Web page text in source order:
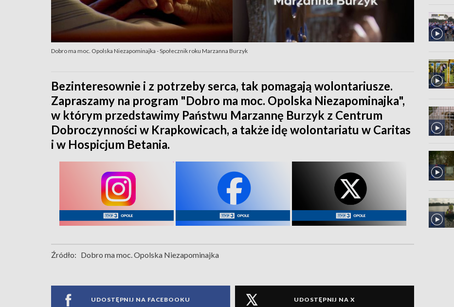
Dobro ma moc. Opolska Niezapominajka - Społecznik roku Marzanna Burzyk
Bezinteresownie i z potrzeby serca, tak pomagają wolontariusze.
Zapraszamy na program "Dobro ma moc. Opolska Niezapominajka",
w którym przedstawimy Państwu Marzannę Burzyk z Centrum
Dobroczynności w Krapkowicach, a także idę wolontariatu w Caritas
i w Hospicjum Betania.
Źródło: Dobro ma moc. Opolska Niezapominajka
UDOSTĘPNIJ NA FACEBOOKU UDOSTĘPNIJ NA X